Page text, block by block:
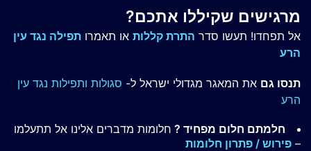
מרגישים שקיללו אתכם?
אל תפחדו! תעשו סדר התרת קללות או תאמרו תפילה נגד עין
הרע
תנסו גם את המאגר מגדולי ישראל ל- סגולות ותפילות נגד עין
הרע
חלמתם חלום מפחיד ? חלומות מדברים אלינו אל תתעלמו
– פירוש / פתרון חלומות